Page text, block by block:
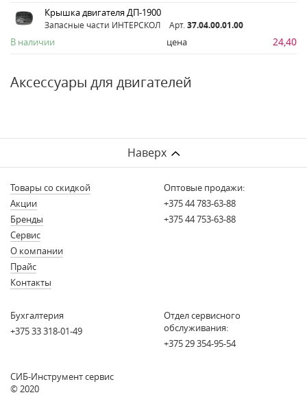
Крышка двигателя ДП-1900
Запасные части ИНТЕРСКОЛ Арт. 37.04.00.01.00
В наличии цена 24,40
Аксессуары для двигателей
Наверх
Товары со скидкой
Акции
Бренды
Сервис
О компании
Прайс
Контакты
Оптовые продажи:
+375 44 783-63-88
+375 44 753-63-88
Бухгалтерия
+375 33 318-01-49
Отдел сервисного
обслуживания:
+375 29 354-95-54
СИБ-Инструмент сервис
© 2020